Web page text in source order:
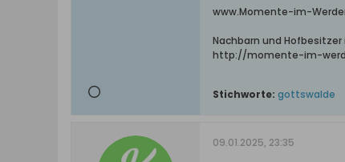
www.Momente-im-
Nachbarn und Hofbesitzer
http://momente-im-
Stichworte: gottswalde
09.01.2025, 23:35